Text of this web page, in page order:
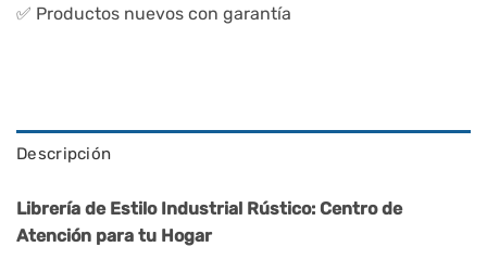
✅ Productos nuevos con garantía
Descripción
Librería de Estilo Industrial Rústico: Centro de
Atención para tu Hogar